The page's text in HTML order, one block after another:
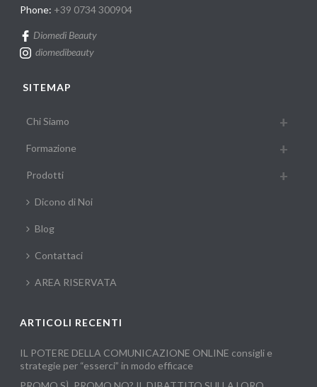
Phone: +39 0734 300904
Diomedi Beauty
diomedibeauty
SITEMAP
Chi Siamo
Formazione
Prodotti
Dicono di Noi
Blog
Contattaci
AREA RISERVATA
ARTICOLI RECENTI
IL POTERE DELLA COMUNICAZIONE ONLINE consigli e
strategie per “esserci” in modo efficace